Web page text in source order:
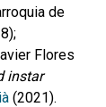
de
Flores
instar
(2021).